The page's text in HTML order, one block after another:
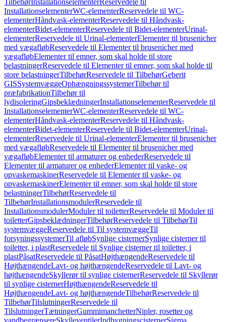
TilbehørInstallationselementerReservedele til
InstallationselementerWC-elementerReservedele til WC-
elementerHåndvask-elementerReservedele til Håndvask-
elementerBidet-elementerReservedele til Bidet-elementerUrinal-
elementerReservedele til Urinal-elementerElementer til brusenicher
med vægafløbReservedele til Elementer til brusenicher med
vægafløbElementer til emner, som skal holde til store
belastningerReservedele til Elementer til emner, som skal holde til
store belastningerTilbehørReservedele til TilbehørGeberit
GISSystemvæggeOphængningssystemerTilbehør til
præfabrikationTilbehør til
lydisoleringGipsbeklædningerInstallationselementerReservedele til
InstallationselementerWC-elementerReservedele til WC-
elementerHåndvask-elementerReservedele til Håndvask-
elementerBidet-elementerReservedele til Bidet-elementerUrinal-
elementerReservedele til Urinal-elementerElementer til brusenicher
med vægafløbReservedele til Elementer til brusenicher med
vægafløbElementer til armaturer og enhederReservedele til
Elementer til armaturer og enhederElementer til vaske- og
opvaskemaskinerReservedele til Elementer til vaske- og
opvaskemaskinerElementer til emner, som skal holde til store
belastningerTilbehørReservedele til
TilbehørInstallationsmodulerReservedele til
InstallationsmodulerModuler til toiletterReservedele til Moduler til
toiletterGipsbeklædningerTilbehørReservedele til TilbehørTil
systemvæggeReservedele til Til systemvæggeTil
forsyningssystemerTil afløbSynlige cisternerSynlige cisterner til
toiletter, i plastReservedele til Synlige cisterner til toiletter, i
plastPåsatReservedele til PåsatHøjthængendeReservedele til
HøjthængendeLavt- og højthængendeReservedele til Lavt- og
højthængendeSkyllerør til synlige cisternerReservedele til Skyllerør
til synlige cisternerHøjthængendeReservedele til
HøjthængendeLavt- og højthængendeTilbehørReservedele til
TilbehørTilslutningerReservedele til
TilslutningerTætningerGummimanchetterNipler, rosetter og
vandbegrænsereSkylleventilerIndbygningscisternerSigma